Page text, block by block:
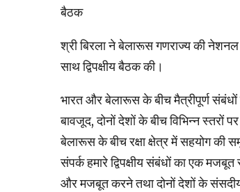
बैठक
श्री बिरला ने बेलारूस गणराज्य की
साथ द्विपक्षीय बैठक की।
भारत और बेलारूस के बीच मैत्रीपूर्ण संबंधों
बावजूद, दोनों देशों के बीच विभिन्न
बेलारूस के बीच रक्षा क्षेत्र में सहयोग की
संपर्क हमारे द्विपक्षीय संबंधों का एक
और मजबूत करने तथा दोनों देशों के